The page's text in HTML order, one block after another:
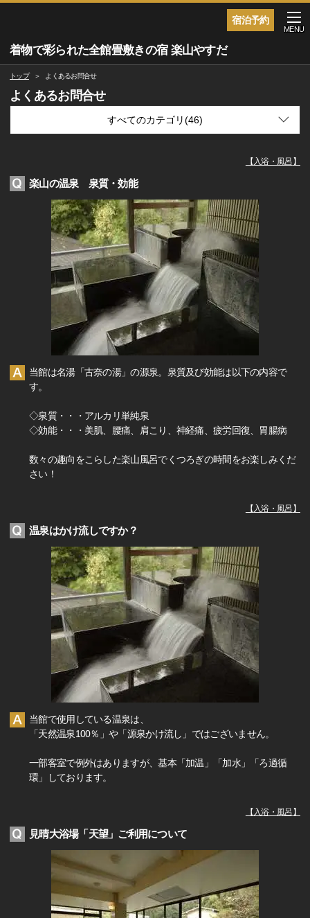
宿泊予約
着物で彩られた全館畳敷きの宿 楽山やすだ
MENU
トップ よくあるお問合せ
よくあるお問合せ
【 入浴・風呂 】
楽山の温泉 泉質・効能
当館は名湯「古奈の湯」の源泉。泉質及び効能は以下の内容で
す。
◇泉質・・・アルカリ単純泉
◇効能・・・美肌、腰痛、肩こり、神経痛、疲労回復、胃腸病
数々の趣向をこらした楽山風呂でくつろぎの時間をお楽しみくだ
さい！
【 入浴・風呂 】
温泉はかけ流しですか？
当館で使用している温泉は、
「天然温泉100％」や「源泉かけ流し」ではございません。
一部客室で例外はありますが、基本「加温」「加水」「ろ過循
環」しております。
【 入浴・風呂 】
見晴大浴場「天望」ご利用について